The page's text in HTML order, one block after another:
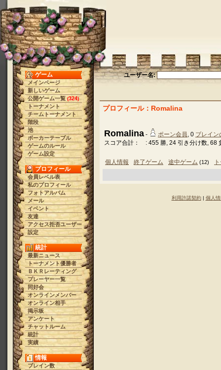
ゲーム
メインページ
新しいゲーム
公開ゲーム一覧 (324)
トーナメント
チームトーナメント
階段
池
ポーカーテーブル
ゲームのルール
ゲーム設定
プロフィール
会員レベル表
私のプロフィール
フォトアルバム
メール
イベント
友達
アクセス拒否ユーザー
設定
統計
最新ニュース
トーナメント優勝者
ＢＫＲレーティング
プレーヤー一覧
同好会
オンラインメンバー
オンライン相手
掲示板
アンケート
チャットルーム
統計
実績
情報
ブレイン数
ユーザー名:
プロフィール：Romalina
Romalina - ポーン会員, 0 ブレイン
スコア合計： : 455 勝, 24 引き分け数, 68
個人情報 終了ゲーム 途中ゲーム (12)
利用許諾契約| 個人